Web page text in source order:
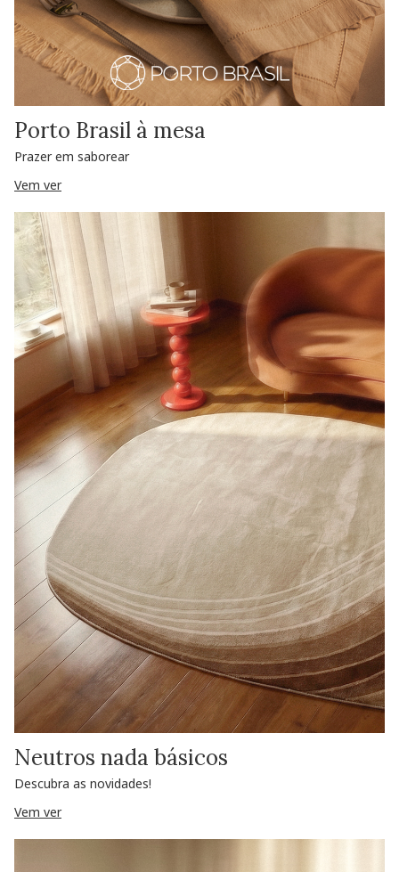
Porto Brasil à mesa
Prazer em saborear
Vem ver
Neutros nada básicos
Descubra as novidades!
Vem ver